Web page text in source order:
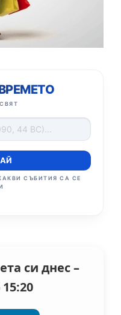
СЪБИТИЯ СА СЕ
си днес –